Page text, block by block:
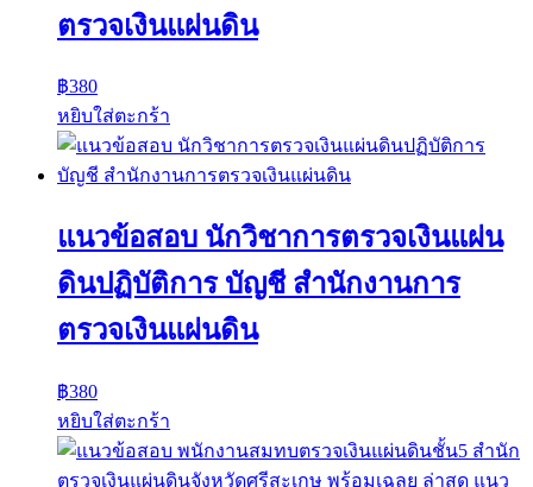
ตรวจเงินแผ่นดิน
฿380
หยิบใส่ตะกร้า
แนวข้อสอบ นักวิชาการตรวจเงินแผ่น
ดินปฏิบัติการ บัญชี สำนักงานการ
ตรวจเงินแผ่นดิน
฿380
หยิบใส่ตะกร้า